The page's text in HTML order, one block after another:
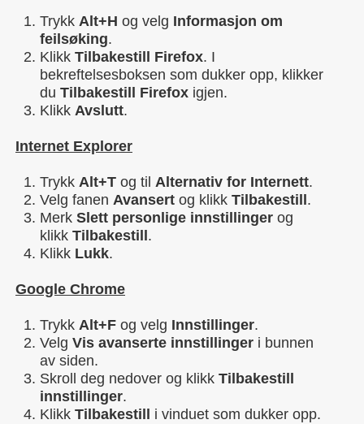
Trykk Alt+H og velg Informasjon om
feilsøking.
Klikk Tilbakestill Firefox. I
bekreftelsesboksen som dukker opp, klikker
du Tilbakestill Firefox igjen.
Klikk Avslutt.
Internet Explorer
Trykk Alt+T og til Alternativ for Internett.
Velg fanen Avansert og klikk Tilbakestill .
Merk Slett personlige innstillinger og
klikk Tilbakestill .
Klikk Lukk.
Google Chrome
Trykk Alt+F og velg Innstillinger.
Velg Vis avanserte innstillinger i bunnen
av siden.
Skroll deg nedover og klikk Tilbakestill
innstillinger.
Klikk Tilbakestill i vinduet som dukker opp.